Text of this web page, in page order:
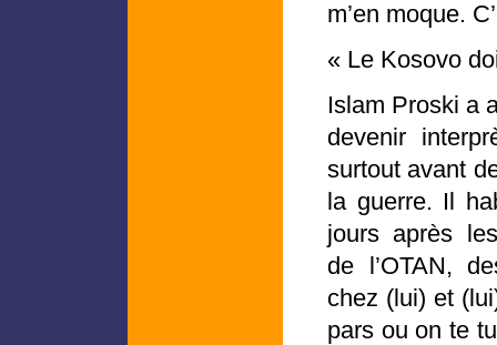
m’en moque.
« Le Kosovo
Islam Proski a
devenir
surtout avant
la guerre. Il
jours après
de l’OTAN,
chez (lui) et
pars ou on te